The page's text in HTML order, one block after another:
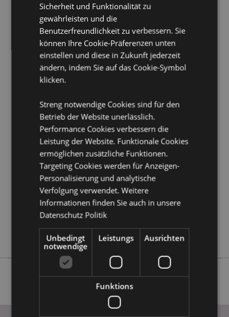
Strand-Souvenir - Segelschiff mit Muscheln
Material:Holz (Kiefer), Baumwolle, Jute, Muscheln,
Metall (Stahl)
Produkttressourcen:
Möchten Sie mehr über den Einkauf bei Puckator
Kundeninformationen.
Produktattribute
Information
Höhe 25cm Breite 18cm Tiefe 4cm
5055071509209
48
0.211000
Keine
Keine
Keine
Sicherheit und Funktionalität zu
gewährleisten und die
Benutzerfreundlichkeit zu verbessern. Sie
können Ihre Cookie-Präferenzen unten
einstellen und diese in Zukunft jederzeit
ändern, indem Sie auf das Cookie-Symbol
klicken.
Streng notwendige Cookies sind für den
Betrieb der Website unerlässlich.
Performance Cookies verbessern die
Leistung der Website. Funktionale Cookies
ermöglichen zusätzliche Funktionen.
Targeting Cookies werden für Anzeigen-
Personalisierung und analytische
Verfolgung verwendet. Weitere
Informationen finden Sie auch in unsere
Datenschutz Politik
Unbedingt
notwendige
Leistungs Ausrichten
Funktions